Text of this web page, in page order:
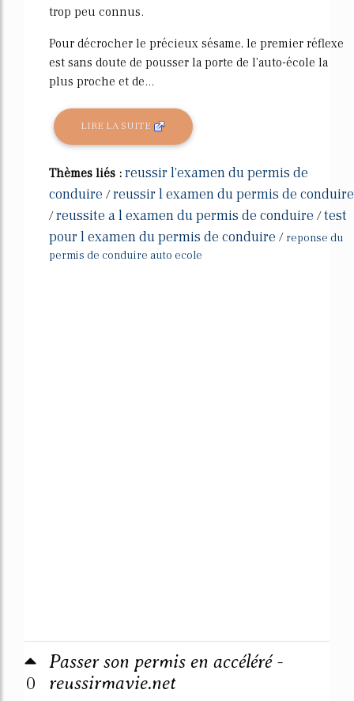
trop peu connus.
Pour décrocher le précieux sésame, le premier réflexe
est sans doute de pousser la porte de l'auto-école la
plus proche et de...
LIRE LA SUITE
Thèmes liés : reussir l'examen du permis de
conduire /reussir l examen du permis de conduire
/reussite a l examen du permis de conduire /test
pour l examen du permis de conduire / reponse du
permis de conduire auto ecole
0
Passer son permis en accéléré -
reussirmavie.net